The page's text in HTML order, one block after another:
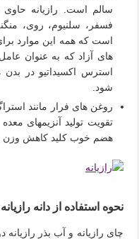
سالم است. رازیانه حاوی
فسفر، سلنیوم، روی،
است که همه این موارد
های آزاد که به عنوان
استرس اکسیداتیو در بدن
شود.
روغن های فرار مانند
تقویت تولید آنزیمهای
هضم خوب کلید کاهش
نحوه استفاده از دانه
چای رازیانه و آب بذر